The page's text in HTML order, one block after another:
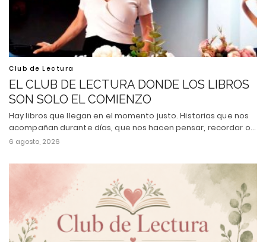
Club de Lectura
EL CLUB DE LECTURA DONDE LOS LIBROS
SON SOLO EL COMIENZO
Hay libros que llegan en el momento justo. Historias que nos
acompañan durante días, que nos hacen pensar, recordar o…
6 agosto, 2026